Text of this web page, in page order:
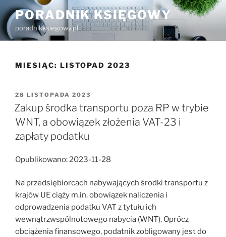
Przejdź
do
treści
PORADNIK KSIĘGOWY
poradnikksiegowy.pl
MIESIĄC: LISTOPAD 2023
OPUBLIKOWANE
W
28 LISTOPADA 2023
Zakup środka transportu poza RP w trybie
WNT, a obowiązek złożenia VAT-23 i
zapłaty podatku
Opublikowano: 2023-11-28
Na przedsiębiorcach nabywających środki transportu z
krajów UE ciąży m.in. obowiązek naliczenia i
odprowadzenia podatku VAT z tytułu ich
wewnątrzwspólnotowego nabycia (WNT). Oprócz
obciążenia finansowego, podatnik zobligowany jest do